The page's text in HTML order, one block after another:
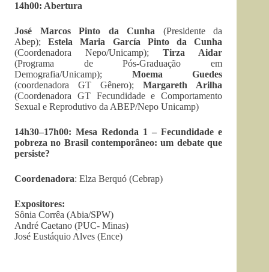
14h00: Abertura
José Marcos Pinto da Cunha (Presidente da
Abep);Estela Maria García Pinto da Cunha
(Coordenadora Nepo/Unicamp);Tirza Aidar
(Programa de Pós-Graduação em
Demografia/Unicamp); Moema Guedes
(coordenadora GT Gênero);Margareth Arilha
(Coordenadora GT Fecundidade e Comportamento
Sexual e Reprodutivo da ABEP/Nepo Unicamp)
14h30–17h00: Mesa Redonda 1 – Fecundidade e
pobreza no Brasil contemporâneo: um debate que
persiste?
Coordenadora: Elza Berquó (Cebrap)
Expositores:
Sônia Corrêa (Abia/SPW)
André Caetano (PUC- Minas)
José Eustáquio Alves (Ence)